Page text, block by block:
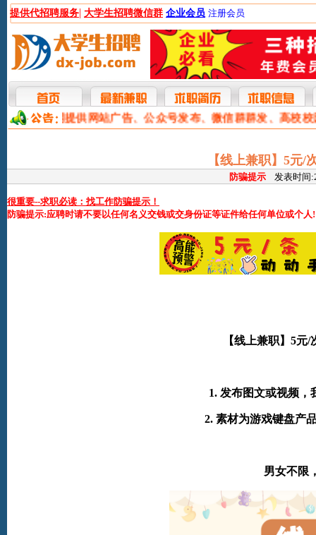
提供代招聘服务| 大学生招聘微信群 企业会员 注册会员
本网提供网站广告、公众号发布、微信群群发、高校
【线上兼职】5元/
防骗提示 发表时间
很重要--求职必读：找工作防骗提示！
防骗提示:应聘时请不要以任何名义交钱或交身份证等证件给任何单位或个人!
【线上兼职】5元
1. 发布图文或视频
2. 素材为游戏键盘产
男女不限